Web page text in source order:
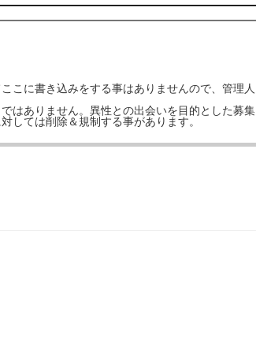
こに書き込みをする事はありませんので、管理
はありません。異性との出会いを目的とした募集
しては削除＆規制する事があります。